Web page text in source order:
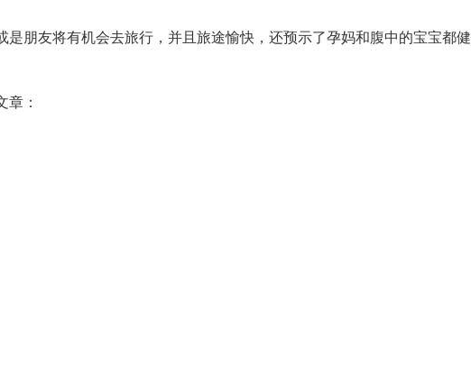
朋友将有机会去旅行，并且旅途愉快，还预示了孕妈和腹中的宝宝都健
章：